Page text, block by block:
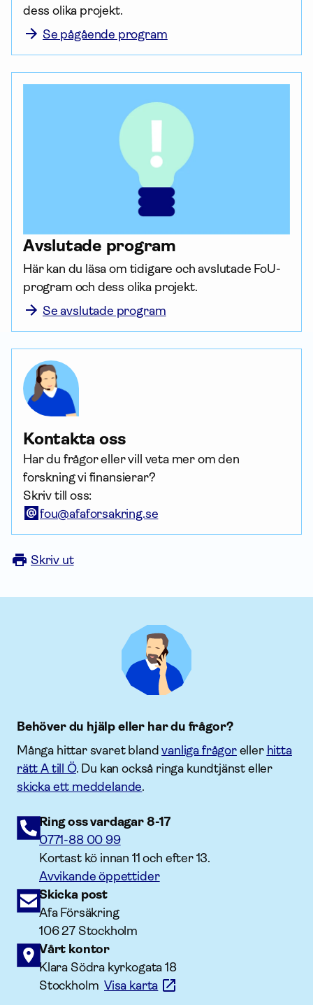
dess olika projekt.
Se pågående program
Avslutade program
Här kan du läsa om tidigare och avslutade FoU-
program och dess olika projekt.
Se avslutade program
Kontakta oss
Har du frågor eller vill veta mer om den
forskning vi finansierar?
Skriv till oss:
fou@afaforsakring.se
Skriv ut
Behöver du hjälp eller har du frågor?
Många hittar svaret blandvanliga frågoreller hitta
rätt A till Ö. Du kan också ringa kundtjänst eller
skicka ett meddelande.
Ring oss vardagar 8-17
0771-88 00 99
Kortast kö innan 11 och efter 13.
Avvikande öppettider
Skicka post
Afa Försäkring
106 27 Stockholm
Vårt kontor
Klara Södra kyrkogata 18
StockholmVisa karta